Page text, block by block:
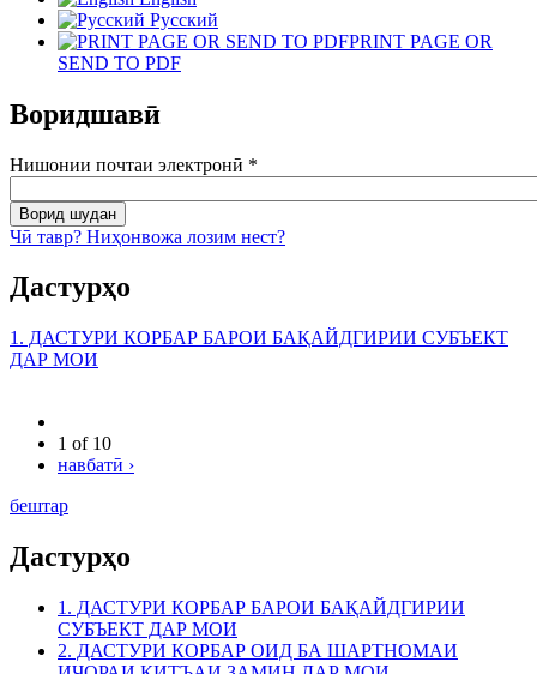
Русский
PRINT PAGE OR
SEND TO PDF
Воридшавӣ
Нишонии почтаи электронӣ *
Чӣ тавр? Ниҳонвожа лозим нест?
Дастурҳо
1. ДАСТУРИ КОРБАР БАРОИ БАҚАЙДГИРИИ СУБЪЕКТ
ДАР МОИ
1 of 10
навбатӣ ›
бештар
Дастурҳо
1. ДАСТУРИ КОРБАР БАРОИ БАҚАЙДГИРИИ
СУБЪЕКТ ДАР МОИ
2. ДАСТУРИ КОРБАР ОИД БА ШАРТНОМАИ